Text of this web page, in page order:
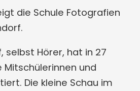
die Schule Fotografien
selbst Hörer, hat in 27
und
Die kleine Schau im